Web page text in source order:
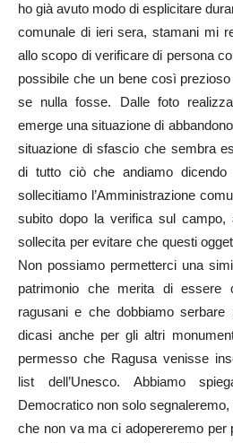
ho già avuto modo di esplicitare
comunale di ieri sera, stamani mi
allo scopo di verificare di persona
possibile che un bene così
se nulla fosse. Dalle foto
emerge una situazione di
situazione di sfascio che sembra
di tutto ciò che andiamo
sollecitiamo l’Amministrazione
subito dopo la verifica sul campo,
sollecita per evitare che questi
Non possiamo permetterci una
patrimonio che merita di essere
ragusani e che dobbiamo
dicasi anche per gli altri
permesso che Ragusa venisse
list dell’Unesco. Abbiamo
Democratico non solo
che non va ma ci adopereremo per